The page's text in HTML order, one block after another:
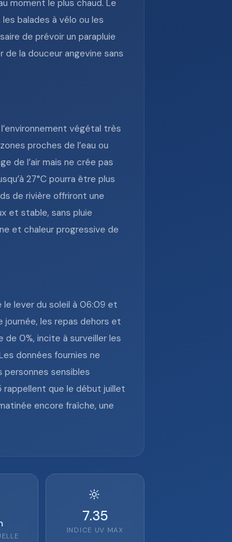
moment le plus chaud. Le
balades à vélo ou les
de prévoir un parapluie
la douceur angevine sans
végétal très
proches de l’eau ou
de l’air mais ne crée pas
27°C pourra être plus
de rivière offriront une
et stable, sans pluie
et chaleur progressive de
le lever du soleil à 06:09 et
les repas dehors et
de 0%, incite à surveiller les
données fournies ne
personnes sensibles
rappellent que le début juillet
encore fraîche, une
🔆
7.35
INDICE UV MAX